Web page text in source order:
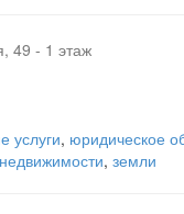
49 - 1 этаж
услуги, юридическое
, земли